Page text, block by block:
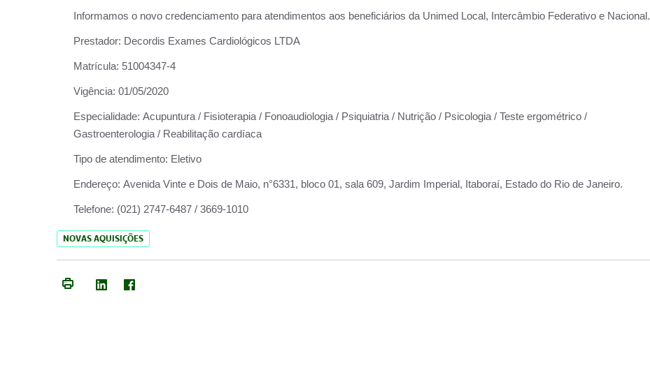
Informamos o novo credenciamento para atendimentos aos beneficiários da Unimed Local, Intercâmbio Federativo e Nacional.
Prestador: Decordis Exames Cardiológicos LTDA
Matrícula: 51004347-4
Vigência: 01/05/2020
Especialidade: Acupuntura / Fisioterapia / Fonoaudiologia / Psiquiatria / Nutrição / Psicologia / Teste ergométrico /
Gastroenterologia / Reabilitação cardíaca
Tipo de atendimento: Eletivo
Endereço: Avenida Vinte e Dois de Maio, n°6331, bloco 01, sala 609, Jardim Imperial, Itaboraí, Estado do Rio de Janeiro.
Telefone: (021) 2747-6487 / 3669-1010
NOVAS AQUISIÇÕES